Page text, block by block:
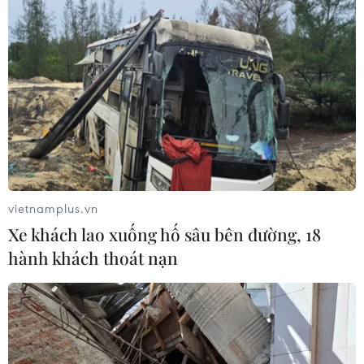
chia cắt
07/08/2026 10:08
Đã xác định phương tiện khiến hàng
loạt ôtô thủng lốp trên cao tốc Bắc-
Nam
07/08/2026 10:03
An Giang: Kịp thời hỗ trợ các hộ dân
bị cháy nhà tại xóm Chăm La Ma
07/08/2026 09:52
Đồng chí Lê Quang Đạo - nhà lãnh
đạo tài năng của Đảng và cách mạng
Việt Nam
vietnamplus.vn
Xe khách lao xuống hố sâu bên đường, 18
hành khách thoát nạn